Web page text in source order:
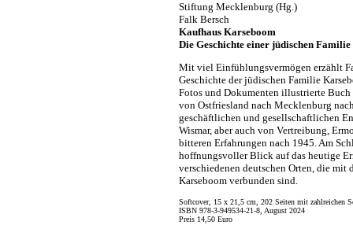
Stiftung Mecklenburg (Hg.)
Falk Bersch
Kaufhaus Karseboom
Die Geschichte einer jüdischen Familie
Mit viel Einfühlungsvermögen erzählt
Geschichte der jüdischen Familie
Fotos und Dokumenten illustrierte Buch
von Ostfriesland nach Mecklenburg
geschäftlichen und gesellschaftlichen
Wismar, aber auch von Vertreibung,
bitteren Erfahrungen nach 1945. Am
hoffnungsvoller Blick auf das heutige
verschiedenen deutschen Orten, die mit
Karseboom verbunden sind.
Softcover, 15 x 21,5 cm, 202 Seiten mit zahlreichen
ISBN 978-3-949534-21-8, August 2024
Preis 14,50 Euro